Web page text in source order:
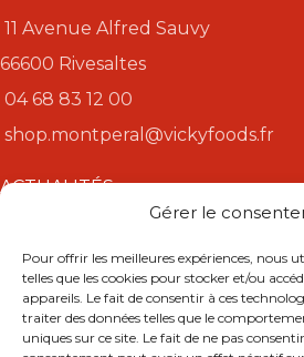
Gérer le
Pour offrir les meilleures expériences, nous
telles que les cookies pour stocker et/ou
appareils. Le fait de consentir à ces
traiter des données telles que le
uniques sur ce site. Le fait de ne pas
11 Avenue Alfred Sauvy
66600 Rivesaltes
04 68 83 12 00
shop.montperal@vickyfoods.fr
ACTUALITÉS
30 mars 2022
Recette Paella «